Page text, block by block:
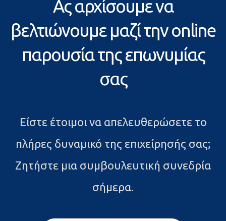
Ας αρχίσουμε να
βελτιώνουμε μαζί την online
παρουσία της επωνυμίας
σας
Είστε έτοιμοι να απελευθερώσετε το
πλήρες δυναμικό της επιχείρησής σας;
Ζητήστε μια συμβουλευτική συνεδρία
σήμερα.